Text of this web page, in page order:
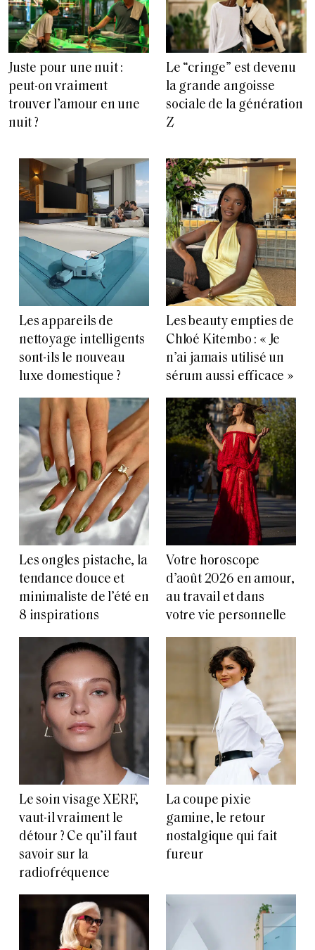
Juste pour une nuit :
peut-on vraiment
trouver l’amour en une
nuit ?
Le “cringe” est devenu
la grande angoisse
sociale de la génération
Z
Les appareils de
nettoyage intelligents
sont-ils le nouveau
luxe domestique ?
Les beauty empties de
Chloé Kitembo : « Je
n’ai jamais utilisé un
sérum aussi efficace »
Les ongles pistache, la
tendance douce et
minimaliste de l’été en
8 inspirations
Votre horoscope
d’août 2026 en amour,
au travail et dans
votre vie personnelle
Le soin visage XERF,
vaut-il vraiment le
détour ? Ce qu’il faut
savoir sur la
radiofréquence
La coupe pixie
gamine, le retour
nostalgique qui fait
fureur